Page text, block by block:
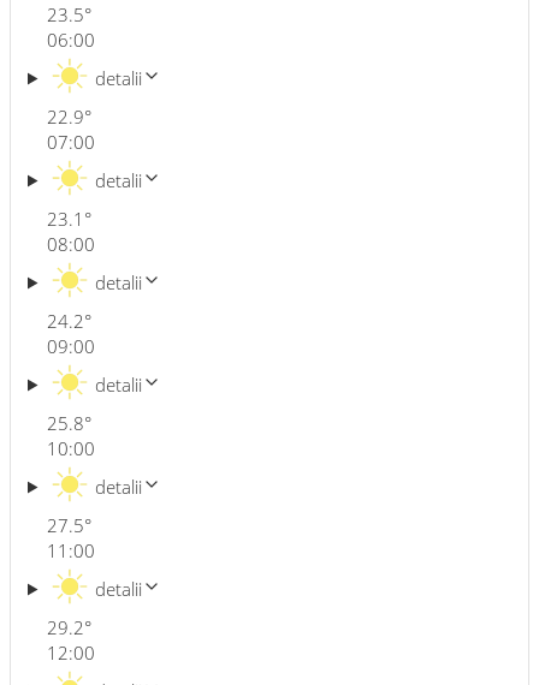
23.5°
06:00
22.9°
detalii
07:00
23.1 °
detalii
08:00
24.2°
detalii
09:00
25.8°
detalii
10:00
27.5°
detalii
11:00
29.2°
detalii
12:00